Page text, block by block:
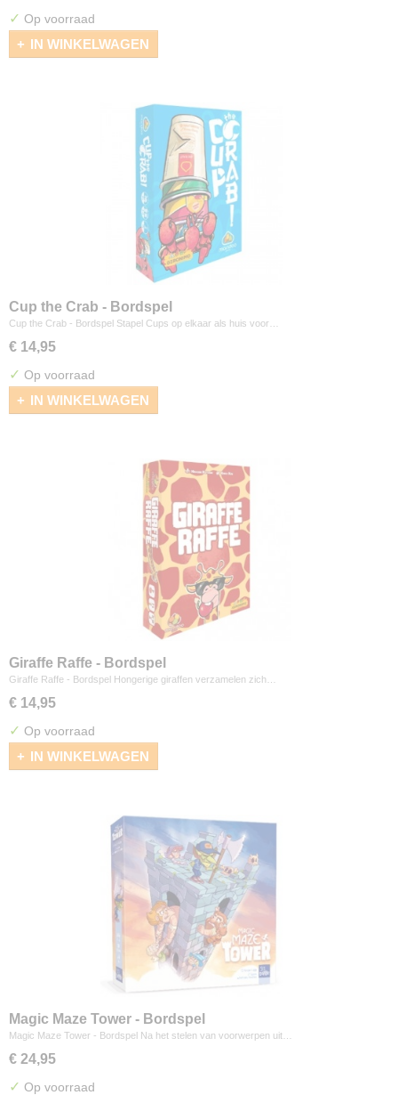
✓ Op voorraad
IN WINKELWAGEN
Cup the Crab - Bordspel
Cup the Crab - Bordspel Stapel Cups op elkaar als huis voor…
€ 14,95
✓ Op voorraad
IN WINKELWAGEN
Giraffe Raffe - Bordspel
Giraffe Raffe - Bordspel Hongerige giraffen verzamelen zich…
€ 14,95
✓ Op voorraad
IN WINKELWAGEN
Magic Maze Tower - Bordspel
Magic Maze Tower - Bordspel Na het stelen van voorwerpen uit…
€ 24,95
✓ Op voorraad